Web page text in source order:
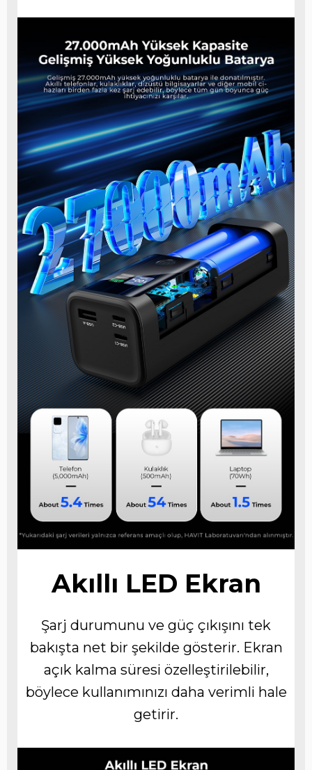
Akıllı LED Ekran
Şarj durumunu ve güç çıkışını tek
bakışta net bir şekilde gösterir. Ekran
açık kalma süresi özelleştirilebilir,
böylece kullanımınızı daha verimli hale
getirir.